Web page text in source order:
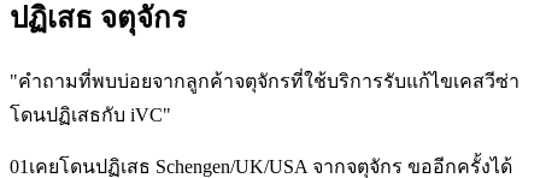
ปฏิเสธ จตุจักร
"คำถามที่พบบ่อยจากลูกค้าจตุจักรที่ใช้บริการรับแก้ไขเคสวีซ่า
โดนปฏิเสธกับ iVC"
01 เคยโดนปฏิเสธ Schengen/UK/USA จากจตุจักร ขออีกครั้งได้